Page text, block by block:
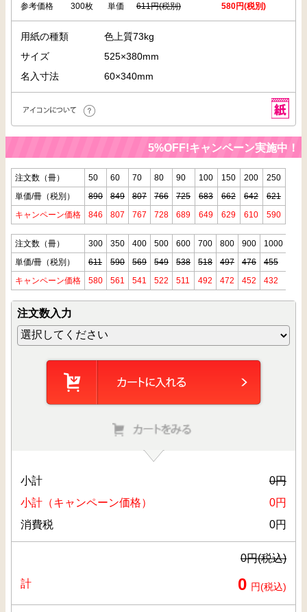
参考価格
300枚 単価 611円(税別) 580円(税別)
用紙の種類
色上質73kg
サイズ
525×380mm
名入寸法
60×340mm
5%OFF!キャンペーン実施中！！
注文数（冊） 50 60 70 80 90 100 150 200
250
単価/冊（税別）
890 849 807 766 725 683 662 642
621
キャンペーン価格
846 807 767 728 689 649 629 610 590
注文数（冊） 300 350 400 500 600 700 800 900
1000
単価/冊（税別）
611 590 569 549 538 518 497 476
455
キャンペーン価格
580 561 541 522 511 492 472 452 432
注文数入力
小計 0円
小計（キャンペーン価格）
0円
消費税
0円
0円(税込)
計 0 円(税込)